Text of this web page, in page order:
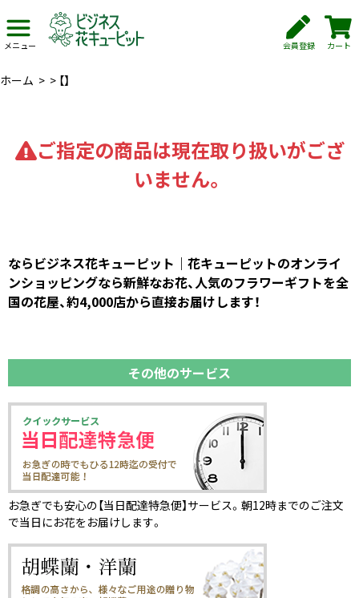
メニュー 会員登録 カート
ホーム > > 【】
ご指定の商品は現在取り扱いがござ
いません。
ならビジネス花キューピット｜花キューピットのオンライ
ンショッピングなら新鮮なお花、人気のフラワーギフトを全
国の花屋、約4,000店から直接お届けします！
その他のサービス
お急ぎでも安心の【当日配達特急便】サービス。朝12時までのご注文
で当日にお花をお届けします。